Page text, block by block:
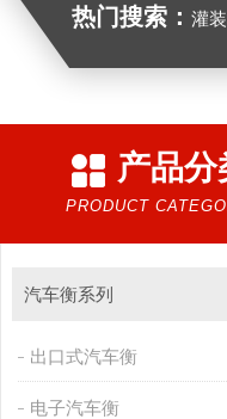
热门搜索： 灌
产品分
PRODUCT
汽车衡系列
出口式汽车衡
电子汽车衡